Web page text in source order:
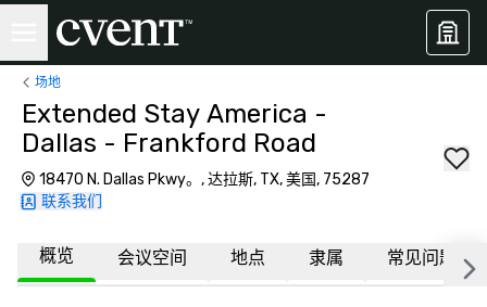
场地
Extended Stay America -
Dallas - Frankford Road
18470 N. Dallas Pkwy。, 达拉斯, TX, 美国, 75287
联系我们
概览 会议空间 地点 隶属 常见问题